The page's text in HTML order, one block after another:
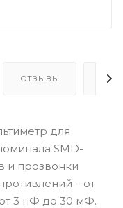
ОТЗЫВЫ
для
SMD-
и прозвонки
– от
3 нФ до 30 мФ.